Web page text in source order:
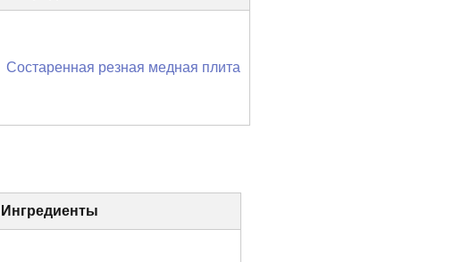
Состаренная резная медная плита
Ингредиенты